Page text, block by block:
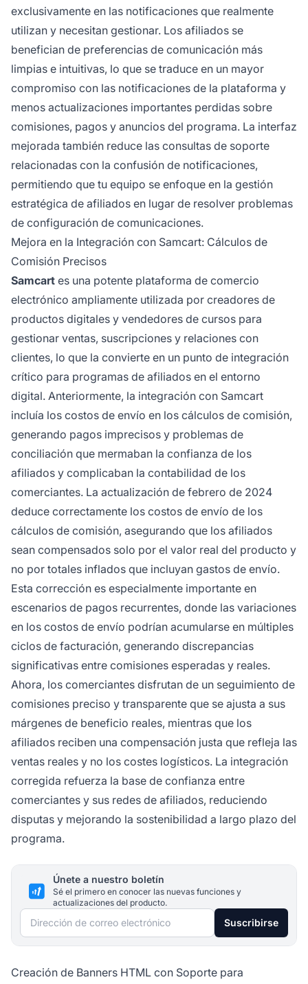
exclusivamente en las notificaciones que realmente
utilizan y necesitan gestionar. Los afiliados se
benefician de preferencias de comunicación más
limpias e intuitivas, lo que se traduce en un mayor
compromiso con las notificaciones de la plataforma y
menos actualizaciones importantes perdidas sobre
comisiones, pagos y anuncios del programa. La interfaz
mejorada también reduce las consultas de soporte
relacionadas con la confusión de notificaciones,
permitiendo que tu equipo se enfoque en la gestión
estratégica de afiliados en lugar de resolver problemas
de configuración de comunicaciones.
Mejora en la Integración con Samcart: Cálculos de
Comisión Precisos
Samcart es una potente plataforma de comercio
electrónico ampliamente utilizada por creadores de
productos digitales y vendedores de cursos para
gestionar ventas, suscripciones y relaciones con
clientes, lo que la convierte en un punto de integración
crítico para programas de afiliados en el entorno
digital. Anteriormente, la integración con Samcart
incluía los costos de envío en los cálculos de comisión,
generando pagos imprecisos y problemas de
conciliación que mermaban la confianza de los
afiliados y complicaban la contabilidad de los
comerciantes. La actualización de febrero de 2024
deduce correctamente los costos de envío de los
cálculos de comisión, asegurando que los afiliados
sean compensados solo por el valor real del producto y
no por totales inflados que incluyan gastos de envío.
Esta corrección es especialmente importante en
escenarios de pagos recurrentes, donde las variaciones
en los costos de envío podrían acumularse en múltiples
ciclos de facturación, generando discrepancias
significativas entre comisiones esperadas y reales.
Ahora, los comerciantes disfrutan de un seguimiento de
comisiones preciso y transparente que se ajusta a sus
márgenes de beneficio reales, mientras que los
afiliados reciben una compensación justa que refleja las
ventas reales y no los costes logísticos. La integración
corregida refuerza la base de confianza entre
comerciantes y sus redes de afiliados, reduciendo
disputas y mejorando la sostenibilidad a largo plazo del
programa.
Únete a nuestro boletín
Sé el primero en conocer las nuevas funciones y
actualizaciones del producto.
Dirección de correo electrónico Suscribirse
Creación de Banners HTML con Soporte para